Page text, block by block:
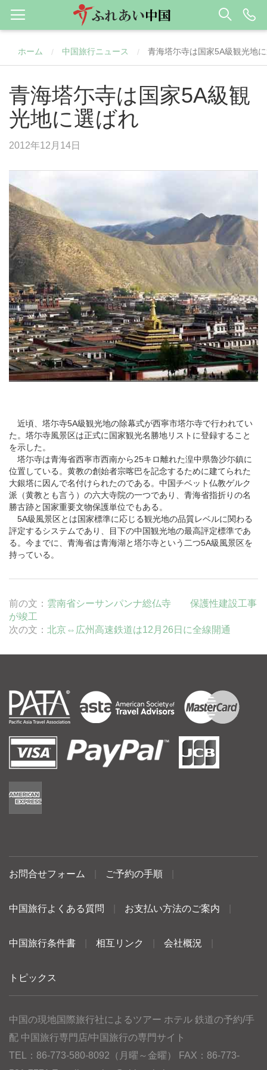
ホーム / 中国旅行ニュース / 青海塔尓寺は国家5A級観光地
青海塔尓寺は国家5A級観
光地に選ばれ
2012年12月14日
近頃、塔尓寺5A級観光地の除幕式が西寧市塔尓寺で行われてい
た。塔尓寺風景区は正式に国家観光名勝地リストに登録すること
を示した。
塔尓寺は青海省西寧市西南から25キロ離れた湟中県魯沙尓鎮に
位置している。黄教の創始者宗喀巴を記念するために建てられた
大銀塔に因んで名付けられたのである。中国チベット仏教ゲルク
派（黄教とも言う）の六大寺院の一つであり、青海省指折りの名
勝古跡と国家重要文物保護単位でもある。
5A級風景区とは国家標準に応じる観光地の品質レベルに関わる
評定するシステムであり、目下の中国観光地の最高評定標準であ
る。今までに、青海省は青海湖と塔尓寺という二つ5A級風景区を
持っている。
前の文： 雲南省シーサンパンナ総仏寺 保護性建設工事
が竣工
次の文： 北京⇔広州高速鉄道は12月26日に全線開通
お問合せフォーム ご予約の手順
中国旅行よくある質問 お支払い方法のご案内
中国旅行条件書 相互リンク 会社概況
トピックス
中国の現地国際旅行社によるツアー ホテル 鉄道の予約/手
配 中国旅行専門店/中国旅行の専門サイト
TEL：86-773-580-8092（月曜～金曜） FAX：86-773-